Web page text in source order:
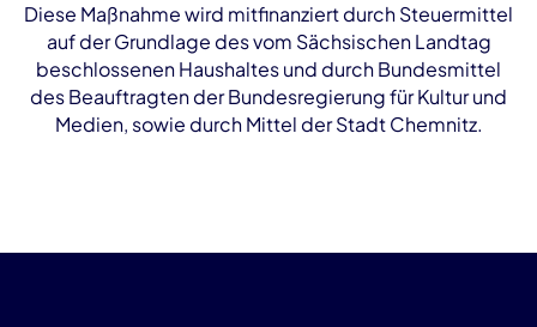
Diese Maßnahme wird mitfinanziert durch Steuermittel
auf der Grundlage des vom Sächsischen Landtag
beschlossenen Haushaltes und durch Bundesmittel
des Beauftragten der Bundesregierung für Kultur und
Medien, sowie durch Mittel der Stadt Chemnitz.